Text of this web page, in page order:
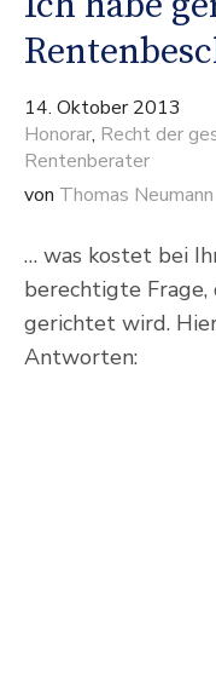
14. Oktober 2013
Honorar, Recht der
Rentenberater
von Thomas Neumann
… was kostet bei
berechtigte
gerichtet wird.
Antworten: